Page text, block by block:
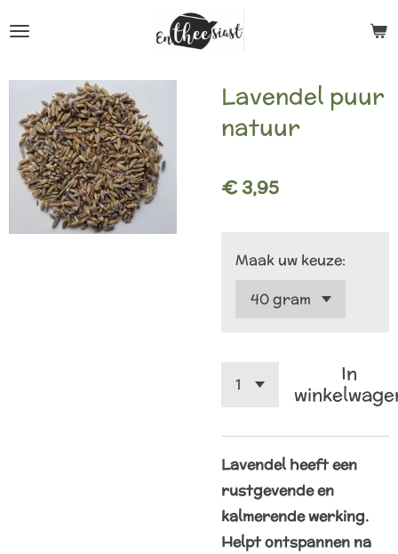
hoofdinhoud
Lavendel puur
natuur
€ 3,95
Maak uw keuze:
In
Lavendel heeft een
rustgevende en
kalmerende werking.
Helpt ontspannen na